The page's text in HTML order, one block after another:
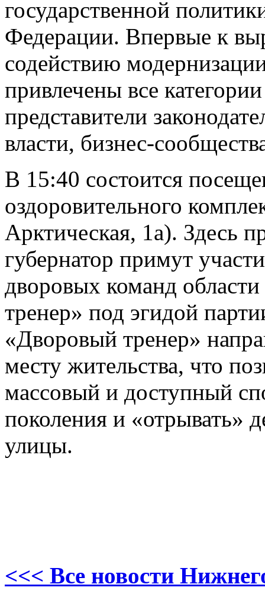
государственной
Федерации. Впервые к
содействию
привлечены все
представители
власти, бизнес-
В 15:40 состоится
оздоровительного
Арктическая, 1а). Здесь
губернатор примут
дворовых команд
тренер» под эгидой
«Дворовый тренер»
месту жительства, что
массовый и доступный
поколения и «отрывать»
улицы.
<<< Все новости